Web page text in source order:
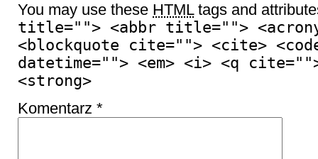
You may use these HTMLtags and
title=""> <abbr title="">
<blockquote cite=""> <cite>
datetime=""> <em> <i> <q
<strong>
Komentarz *